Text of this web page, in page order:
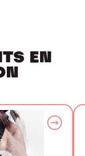
EN